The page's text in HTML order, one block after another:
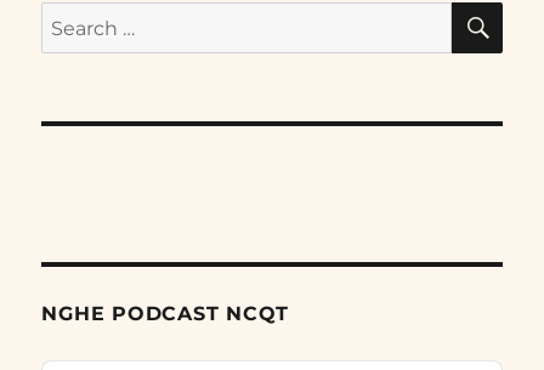
Search
for:
NGHE PODCAST NCQT